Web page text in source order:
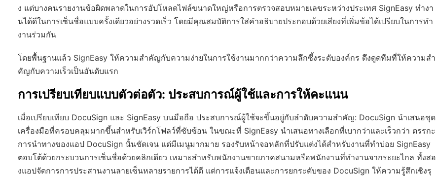
ง แต่บางคนรายงานข้อผิดพลาดในการอัปโหลดไฟล์ขนาดใหญ่หรือการตรวจสอบหมายเลขระหว่างประเทศ SignEasy ทำงา
นได้ดีในการเซ็นชื่อแบบครั้งเดียวอย่างรวดเร็ว โดยมีคุณสมบัติการใส่คำอธิบายประกอบด้วยเสียงที่เพิ่มข้อได้เปรียบในการทำ
งานร่วมกัน
โดยพื้นฐานแล้ว SignEasy ให้ความสำคัญกับความง่ายในการใช้งานมากกว่าความลึกซึ้งระดับองค์กร ดึงดูดทีมที่ให้ความสำ
คัญกับความเร็วเป็นอันดับแรก
การเปรียบเทียบแบบตัวต่อตัว: ประสบการณ์ผู้ใช้และการให้คะแนน
เมื่อเปรียบเทียบ DocuSign และ SignEasy บนมือถือ ประสบการณ์ผู้ใช้จะขึ้นอยู่กับลำดับความสำคัญ: DocuSign นำเสนอชุด
เครื่องมือที่ครอบคลุมมากขึ้นสำหรับเวิร์กโฟลว์ที่ซับซ้อน ในขณะที่ SignEasy นำเสนอทางเลือกที่เบากว่าและเร็วกว่า ตรรกะ
การนำทางของแอป DocuSign นั้นชัดเจน แต่มีเมนูมากมาย รองรับหน้าจอหลักที่ปรับแต่งได้สำหรับงานที่ทำบ่อย SignEasy
ตอบโต้ด้วยกระบวนการเซ็นชื่อด้วยคลิกเดียว เหมาะสำหรับพนักงานขายภาคสนามหรือพนักงานที่ทำงานจากระยะไกล ทั้งสอ
งแอปจัดการการประสานงานลายเซ็นหลายรายการได้ดี แต่การแจ้งเตือนและการยกระดับของ DocuSign ให้ความรู้สึกเชิงรุ